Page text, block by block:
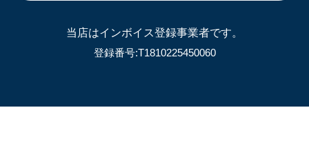
当店はインボイス登録事業者です。
登録番号:T1810225450060